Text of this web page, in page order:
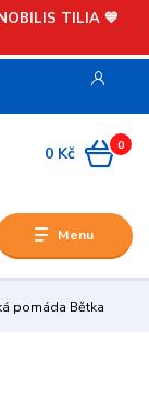
TILIA 💙
Menu
0
0 Kč
pomáda Bětka